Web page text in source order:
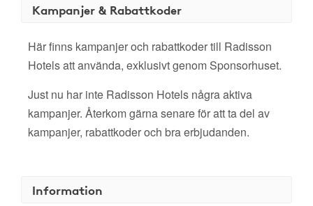
Kampanjer & Rabattkoder
Här finns kampanjer och rabattkoder till Radisson
Hotels att använda, exklusivt genom Sponsorhuset.
Just nu har inte Radisson Hotels några aktiva
kampanjer. Återkom gärna senare för att ta del av
kampanjer, rabattkoder och bra erbjudanden.
Information